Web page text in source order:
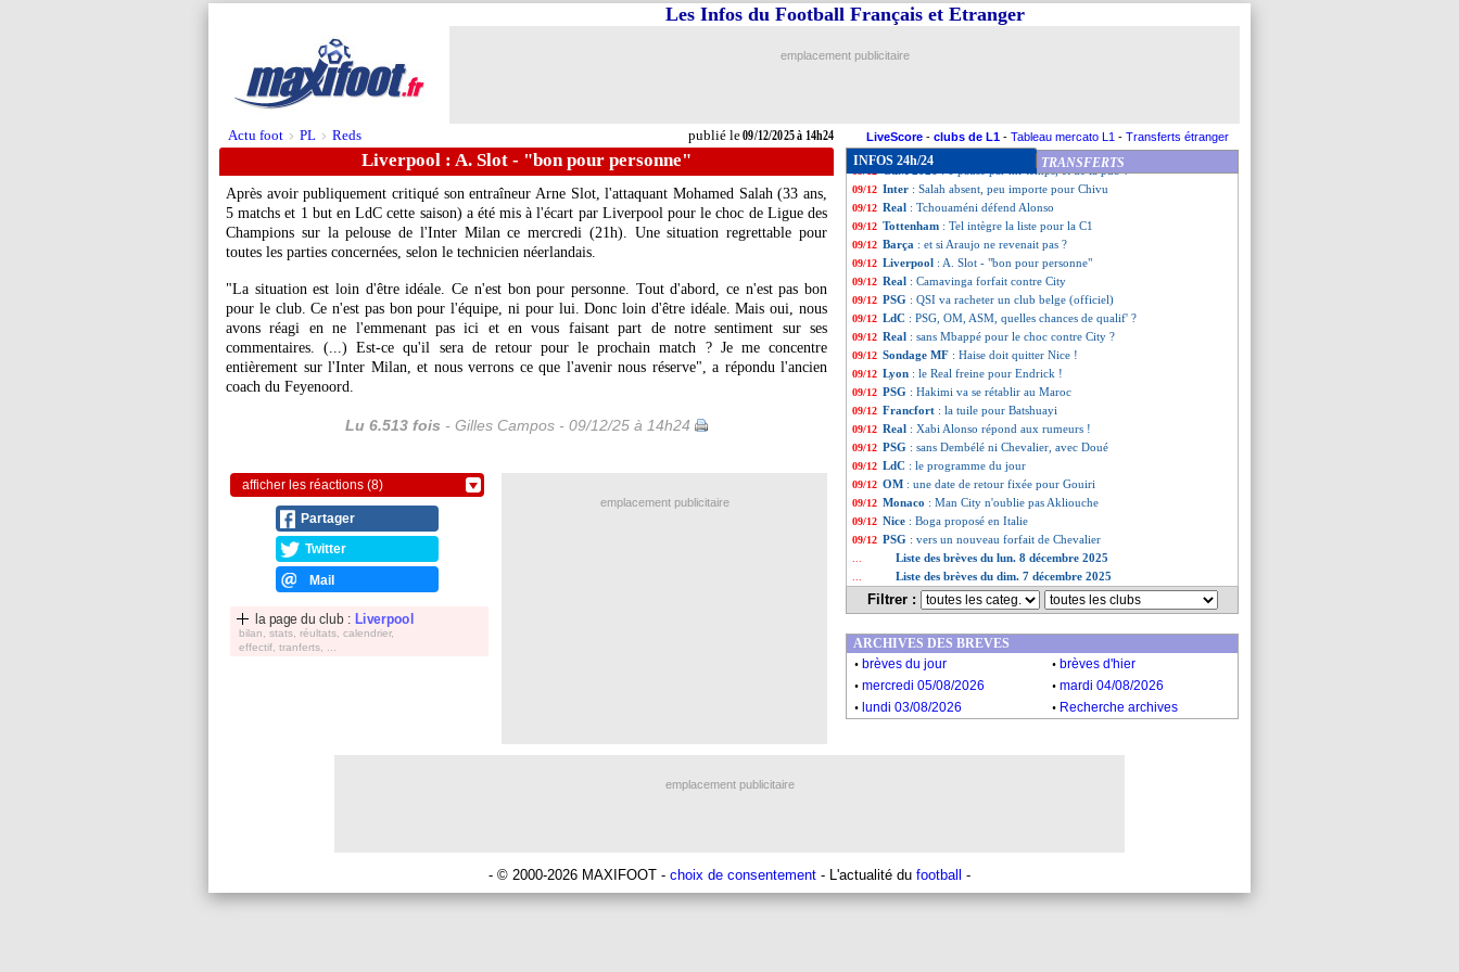
Actu foot > PL > Reds publié le09/12/2025 à 14h24
Les Infos du Football Français et Etranger
emplacement publicitaire
LiveScore - clubs de L1 - Tableau mercato L1 - Transferts étranger
Liverpool : A. Slot - "bon pour personne"
Après avoir publiquement critiqué son entraîneur Arne Slot, l'attaquant Mohamed Salah(33 ans,
5 matchs et 1 but en LdC cette saison) a été mis à l'écart par Liverpool pour le choc de Ligue des
Champions sur la pelouse de l'Inter Milan ce mercredi (21h). Une situation regrettable pour
toutes les parties concernées, selon le technicien néerlandais.
"La situation est loin d'être idéale. Ce n'est bon pour personne. Tout d'abord, ce n'est pas bon
pour le club. Ce n'est pas bon pour l'équipe, ni pour lui. Donc loin d'être idéale. Mais oui, nous
avons réagi en ne l'emmenant pas ici et en vous faisant part de notre sentiment sur ses
commentaires. (...) Est-ce qu'il sera de retour pour le prochain match ? Je me concentre
entièrement sur l'Inter Milan, et nous verrons ce que l'avenir nous réserve", a répondu l'ancien
coach du Feyenoord.
Lu 6.513 fois - Gilles Campos - 09/12/25 à 14h24
afficher les réactions (8)
Partager
Twitter
Mail
la page du club : Liverpool
bilan, stats, réultats, calendrier,
effectif, tranferts, ...
INFOS 24h/24 TRANSFERTS
09/12 PSG: Luis Enrique prévient pour San Mamés
09/12 PSG: Safonov a des prétendants
09/12 LdC (U19)
09/12 EdF: Deschamps serein pour Upamecano
09/12 CIV: sans Pépé ni Adingra, avec Zaha à la CAN
: 1 pause par mi-temps, et de la pub ?
09/12 Inter : Salah absent, peu importe pour Chivu
09/12 Real : Tchouaméni défend Alonso
09/12 Tottenham : Tel intègre la liste pour la C1
09/12 Barça : et si Araujo ne revenait pas ?
09/12 Liverpool : A. Slot - "bon pour personne"
09/12 Real : Camavinga forfait contre City
09/12 PSG : QSI va racheter un club belge (officiel)
09/12 LdC : PSG, OM, ASM, quelles chances de qualif' ?
09/12 Real : sans Mbappé pour le choc contre City ?
09/12 Sondage MF : Haise doit quitter Nice !
09/12 Lyon : le Real freine pour Endrick !
09/12 PSG : Hakimi va se rétablir au Maroc
09/12 Francfort : la tuile pour Batshuayi
09/12 Real : Xabi Alonso répond aux rumeurs !
09/12 PSG : sans Dembélé ni Chevalier, avec Doué
09/12 LdC : le programme du jour
09/12 OM : une date de retour fixée pour Gouiri
09/12 Monaco : Man City n'oublie pas Akliouche
09/12 Nice : Boga proposé en Italie
09/12 PSG : vers un nouveau forfait de Chevalier
Liste des brèves du lun. 8 décembre 2025
Liste des brèves du dim. 7 décembre 2025
Filtrer :
emplacement publicitaire
ARCHIVES DES BREVES
. brèves du jour . brèves d'hier
. mercredi 05/08/2026 . mardi 04/08/2026
. lundi 03/08/2026 . Recherche archives
emplacement publicitaire
- © 2000-2026 MAXIFOOT - choix de consentement - L'actualité du football -